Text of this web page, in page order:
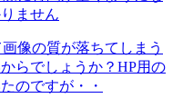
ません
像の質が落ちてしまう
らでしょうか？HP用の
のですが・・